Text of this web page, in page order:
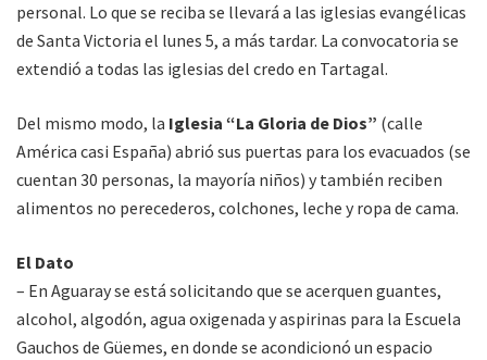
personal. Lo que se reciba se llevará a las iglesias evangélicas
de Santa Victoria el lunes 5, a más tardar. La convocatoria se
extendió a todas las iglesias del credo en Tartagal.
Del mismo modo, la Iglesia “La Gloria de Dios” (calle
América casi España) abrió sus puertas para los evacuados (se
cuentan 30 personas, la mayoría niños) y también reciben
alimentos no perecederos, colchones, leche y ropa de cama.
El Dato
– En Aguaray se está solicitando que se acerquen guantes,
alcohol, algodón, agua oxigenada y aspirinas para la Escuela
Gauchos de Güemes, en donde se acondicionó un espacio